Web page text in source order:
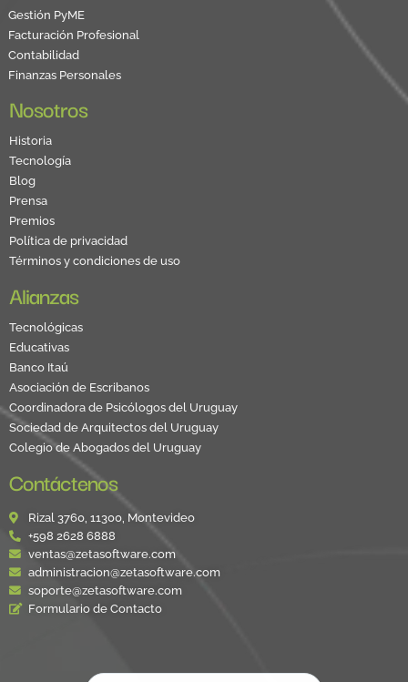
Gestión PyME
Facturación Profesional
Contabilidad
Finanzas Personales
Nosotros
Historia
Tecnología
Blog
Prensa
Premios
Política de privacidad
Términos y condiciones de uso
Alianzas
Tecnológicas
Educativas
Banco Itaú
Asociación de Escribanos
Coordinadora de Psicólogos del Uruguay
Sociedad de Arquitectos del Uruguay
Colegio de Abogados del Uruguay
Contáctenos
Rizal 3760, 11300, Montevideo
+598 2628 6888
ventas@zetasoftware.com
administracion@zetasoftware.com
soporte@zetasoftware.com
Formulario de Contacto